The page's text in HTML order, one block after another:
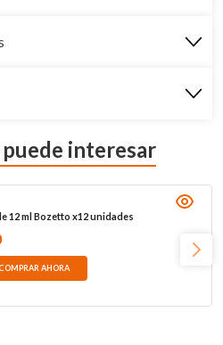
interesar
12 ml Bozetto x12 unidades
AHORA